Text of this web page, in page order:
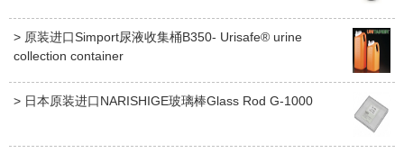
> 原装进口Simport尿液收集桶B350- Urisafe® urine
collection container
> 日本原装进口NARISHIGE玻璃棒Glass Rod G-1000